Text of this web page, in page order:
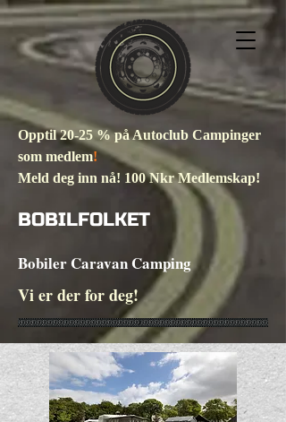
Opptil 20-25 % på Autoclub Campinger
som medlem!
Meld deg inn nå! 100 Nkr Medlemskap!
BOBILFOLKET
Bobiler Caravan Camping
Vi er der for deg!